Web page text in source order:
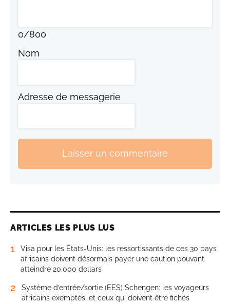
0/800
Nom
Adresse de messagerie
Laisser un commentaire
ARTICLES LES PLUS LUS
1
Visa pour les États-Unis: les ressortissants de ces 30 pays
africains doivent désormais payer une caution pouvant
atteindre 20.000 dollars
2
Système d’entrée/sortie (EES) Schengen: les voyageurs
africains exemptés, et ceux qui doivent être fichés